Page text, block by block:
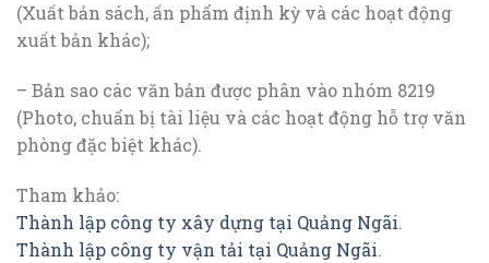
(Xuất bản sách, ấn phẩm định kỳ và các hoạt động
xuất bản khác);
– Bản sao các văn bản được phân vào nhóm 8219
(Photo, chuẩn bị tài liệu và các hoạt động hỗ trợ văn
phòng đặc biệt khác).
Tham khảo:
Thành lập công ty xây dựng tại Quảng Ngãi.
Thành lập công ty vận tải tại Quảng Ngãi.